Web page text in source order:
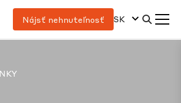
Nájsť nehnuteľnosť SK